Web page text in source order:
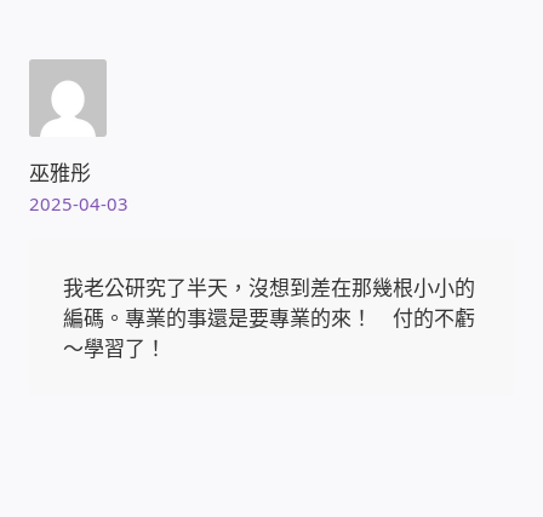
迅時數位網路電話總機
IP-PBX 租賃 借測 (雲端總機)
DCS 數位通訊系統
NEC SL2100 電話總機 數位IP通訊系統
巫雅彤
2025-04-03
我老公研究了半天，沒想到差在那幾根小小的
編碼。專業的事還是要專業的來！ 付的不虧
～學習了！